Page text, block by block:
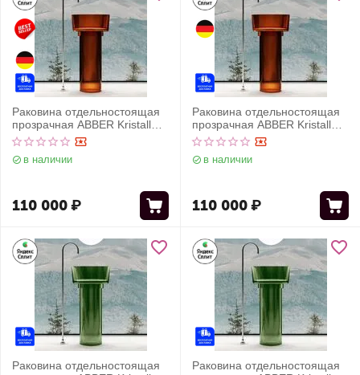
Раковина отдельностоящая
прозрачная ABBER Kristall
AT2702Opal коричневая
в наличии
110 000₽
Раковина отдельностоящая
прозрачная ABBER Kristall
AT2702Opal-H коричневая
в наличии
110 000₽
Раковина отдельностоящая
Раковина отдельностоящая